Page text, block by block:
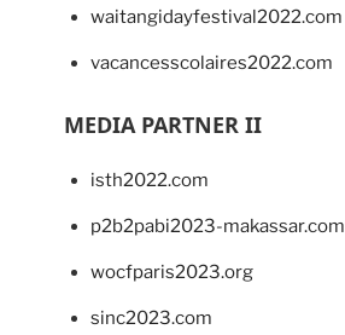
waitangidayfestival2022.com
vacancesscolaires2022.com
MEDIA PARTNER II
isth2022.com
p2b2pabi2023-makassar.com
wocfparis2023.org
sinc2023.com